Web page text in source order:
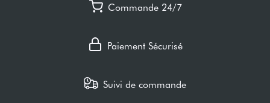
Commande 24/7
Paiement Sécurisé
Suivi de commande